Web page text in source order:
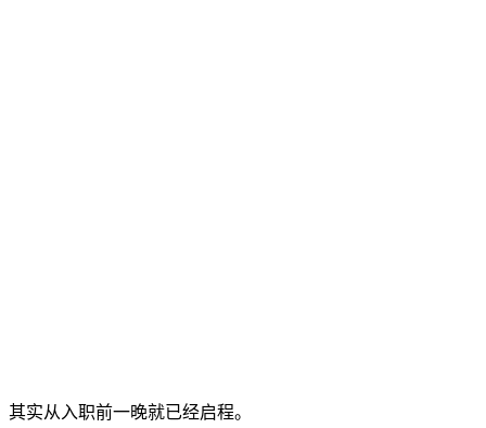
其实从入职前一晚就已经启程。